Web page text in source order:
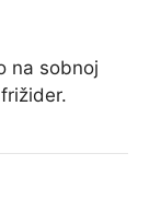
na sobnoj